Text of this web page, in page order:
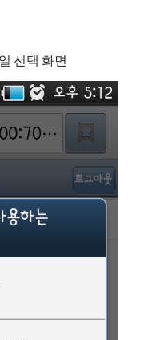
선택 화면